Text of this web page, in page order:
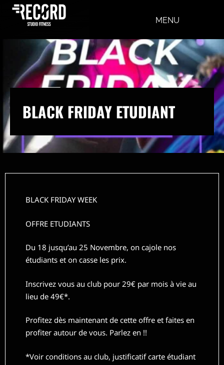
MENU
BLACK FRIDAY ETUDIANT
BLACK FRIDAY WEEK
OFFRE ETUDIANTS
Du 18 jusqu’au 25 Novembre, on cajole nos
étudiants et on casse les prix.
Inscrivez vous au club pour 29€ par mois à vie au
lieu de 49€*.
Profitez dès maintenant de cette offre et faites en
profiter autour de vous. Parlez en !!
*Voir conditions au club, justificatif carte étudiant